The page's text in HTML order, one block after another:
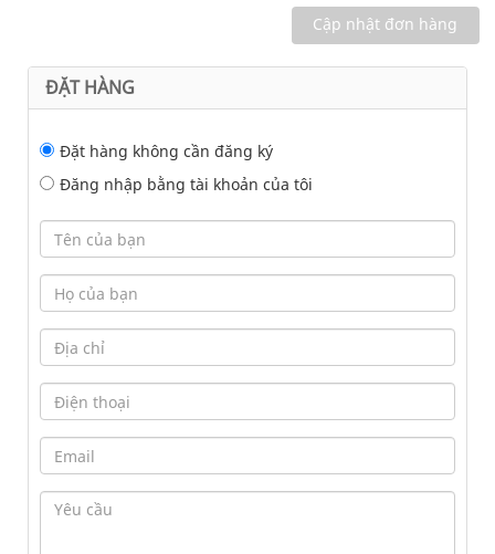
ĐẶT HÀNG
Đặt hàng không cần đăng ký
Đăng nhập bằng tài khoản của tôi